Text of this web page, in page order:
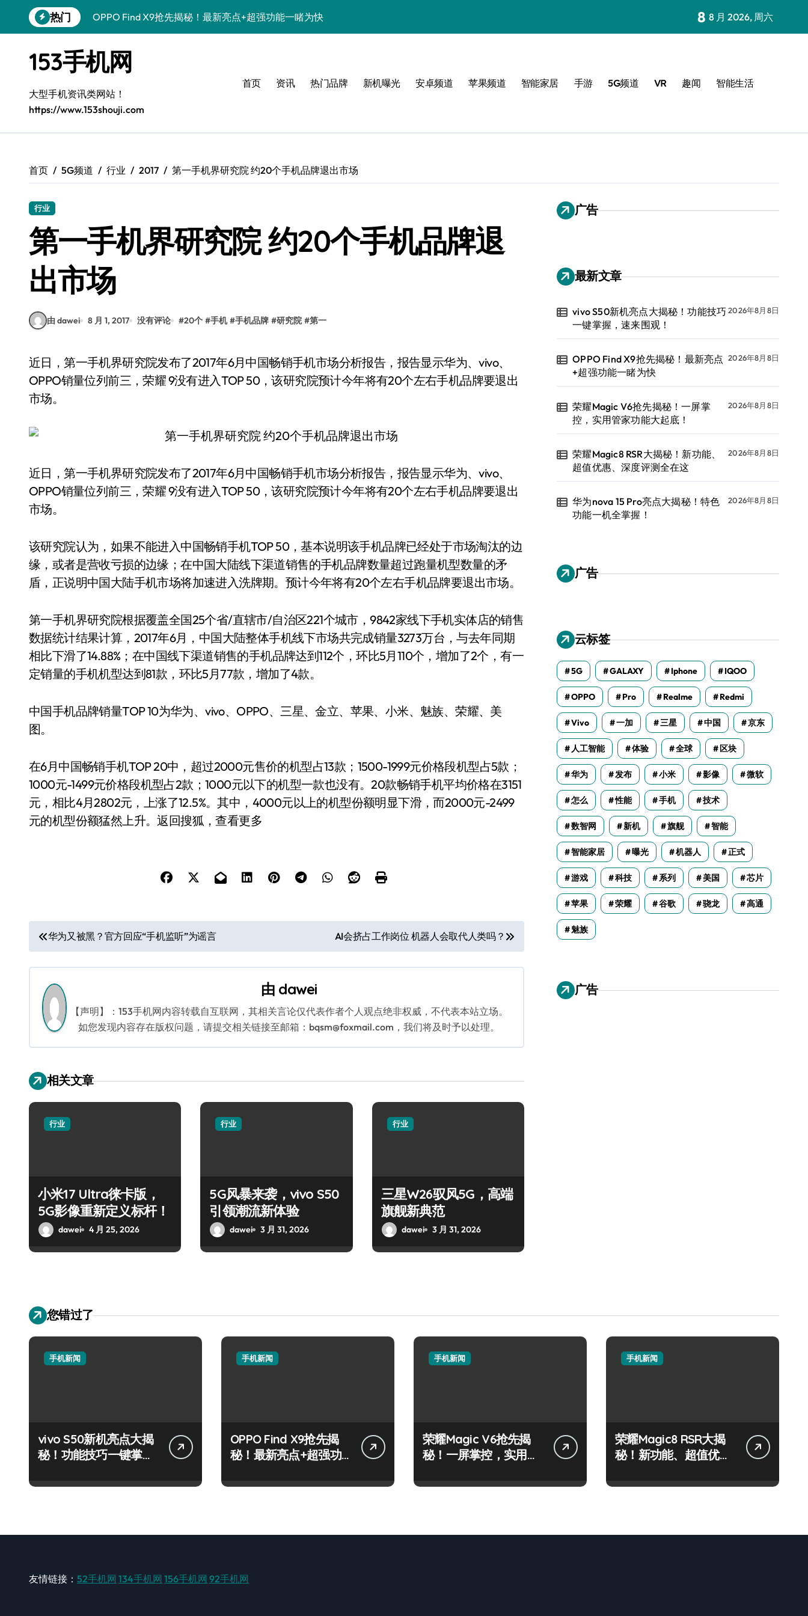
到
热门
OPPO Find X9抢先揭秘！最新亮点+超强功能一睹为快
荣耀Magic8 RSR大揭秘！新功能、超值优惠、深度评测全在这
华为nova 15 Pro亮点大揭秘！特色功能一机全掌握！
三星Galaxy S26 Ultra抢先揭秘！新机亮点全掌握
荣耀ROBOT PHONE在手，资讯动态随时有！
小米17 Pro Max资讯速递，手机一握即览科技新动态！
vivo S50新机亮点大揭秘！功能技巧一键掌握，速来围观！
8 8 月 2026, 周六
153手机网
大型手机资讯类网站！
https://www.153shouji.com
首页 资讯 热门品牌 新机曝光 安卓频道 苹果频道 智能家居 手游 5G频道 VR 趣闻 智能生活
首页 5G频道 行业 2017 第一手机界研究院 约20个手机品牌退出市场
行业
第一手机界研究院 约20个手机品牌退
出市场
由 dawei 8 月 1, 2017 没有评论 #20个 #手机 #手机品牌 #研究院 #第一
近日，第一手机界研究院发布了2017年6月中国畅销手机市场分析报告，报告显示华为、vivo、
OPPO销量位列前三，荣耀 9没有进入TOP 50，该研究院预计今年将有20个左右手机品牌要退出
市场。
近日，第一手机界研究院发布了2017年6月中国畅销手机市场分析报告，报告显示华为、vivo、
OPPO销量位列前三，荣耀 9没有进入TOP 50，该研究院预计今年将有20个左右手机品牌要退出
市场。
该研究院认为，如果不能进入中国畅销手机TOP 50，基本说明该手机品牌已经处于市场淘汰的边
缘，或者是营收亏损的边缘；在中国大陆线下渠道销售的手机品牌数量超过跑量机型数量的矛
盾，正说明中国大陆手机市场将加速进入洗牌期。预计今年将有20个左右手机品牌要退出市场。
第一手机界研究院根据覆盖全国25个省/直辖市/自治区221个城市，9842家线下手机实体店的销售
数据统计结果计算，2017年6月，中国大陆整体手机线下市场共完成销量3273万台，与去年同期
相比下滑了14.88%；在中国线下渠道销售的手机品牌达到112个，环比5月110个，增加了2个，有一
定销量的手机机型达到81款，环比5月77款，增加了4款。
中国手机品牌销量TOP 10为华为、vivo、OPPO、三星、金立、苹果、小米、魅族、荣耀、美
图。
在6月中国畅销手机TOP 20中，超过2000元售价的机型占13款；1500-1999元价格段机型占5款；
1000元-1499元价格段机型占2款；1000元以下的机型一款也没有。20款畅销手机平均价格在3151
元，相比4月2802元，上涨了12.5%。其中，4000元以上的机型份额明显下滑，而2000元-2499
元的机型份额猛然上升。返回搜狐，查看更多
文
章
导
航
华为又被黑？官方回应“手机监听”为谣言 AI会挤占工作岗位 机器人会取代人类吗？
由 dawei
【声明】：153手机网内容转载自互联网，其相关言论仅代表作者个人观点绝非权威，不代表本站立场。
如您发现内容存在版权问题，请提交相关链接至邮箱：bqsm@foxmail.com，我们将及时予以处理。
相关文章
行业
小米17 Ultra徕卡版，
5G影像重新定义标杆！
dawei 4 月 25, 2026
行业
5G风暴来袭，vivo S50
引领潮流新体验
dawei 3 月 31, 2026
行业
三星W26驭风5G，高端
旗舰新典范
dawei 3 月 31, 2026
广告
最新文章
vivo S50新机亮点大揭秘！功能技巧
一键掌握，速来围观！
2026年8月8日
OPPO Find X9抢先揭秘！最新亮点
+超强功能一睹为快
2026年8月8日
荣耀Magic V6抢先揭秘！一屏掌
控，实用管家功能大起底！
2026年8月8日
荣耀Magic8 RSR大揭秘！新功能、
超值优惠、深度评测全在这
2026年8月8日
华为nova 15 Pro亮点大揭秘！特色
功能一机全掌握！
2026年8月8日
广告
云标签
5G GALAXY Iphone IQOO
OPPO Pro Realme Redmi
Vivo 一加 三星 中国 京东
人工智能 体验 全球 区块
华为 发布 小米 影像 微软
怎么 性能 手机 技术
数智网 新机 旗舰 智能
智能家居 曝光 机器人 正式
游戏 科技 系列 美国 芯片
苹果 荣耀 谷歌 骁龙 高通
魅族
广告
您错过了
手机新闻
vivo S50新机亮点大揭
秘！功能技巧一键掌
手机新闻
OPPO Find X9抢先揭
秘！最新亮点+超强功
手机新闻
荣耀Magic V6抢先揭
秘！一屏掌控，实用管
手机新闻
荣耀Magic8 RSR大揭
秘！新功能、超值优
友情链接： 52手机网 134手机网 156手机网 92手机网